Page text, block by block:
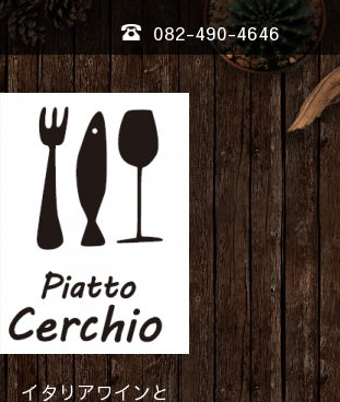
082-490-4646
イタリアワインと